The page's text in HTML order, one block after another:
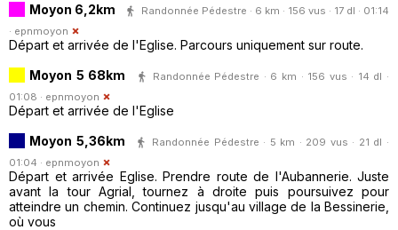
Moyon 6,2km
Randonnée Pédestre · 6 km · 156 vus · 17 dl · 01:14
· epnmoyon
Départ et arrivée de l'Eglise. Parcours uniquement sur route.
Moyon 5 68km
Randonnée Pédestre · 6 km · 156 vus · 14 dl ·
01:08 · epnmoyon
Départ et arrivée de l'Eglise
Moyon 5,36km
Randonnée Pédestre · 5 km · 209 vus · 21 dl ·
01:04 · epnmoyon
Départ et arrivée Eglise. Prendre route de l'Aubannerie. Juste
avant la tour Agrial, tournez à droite puis poursuivez pour
atteindre un chemin. Continuez jusqu'au village de la Bessinerie,
où vous